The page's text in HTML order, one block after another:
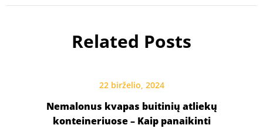
Related Posts
22 birželio, 2024
Nemalonus kvapas buitinių atliekų
konteineriuose – Kaip panaikinti